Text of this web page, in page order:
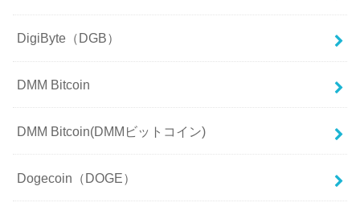
DigiByte（DGB）
DMM Bitcoin
DMM Bitcoin(DMMビットコイン)
Dogecoin（DOGE）